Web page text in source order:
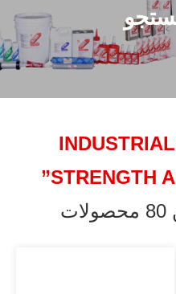
“INDUSTRIAL
STRENGTH